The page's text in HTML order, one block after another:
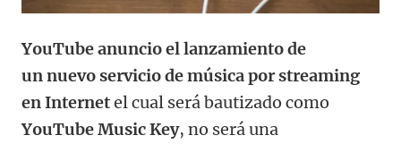
YouTube anuncio el lanzamiento de
un nuevo servicio de música por streaming
en Internetel cual será bautizado como
YouTube Music Key, no será una